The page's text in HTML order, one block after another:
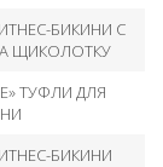
БИКИНИ С
ЩИКОЛОТКУ
ТУФЛИ ДЛЯ
БИКИНИ